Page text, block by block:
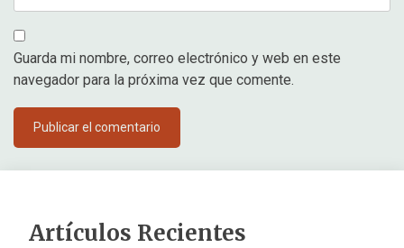
Guarda mi nombre, correo electrónico y web en este
navegador para la próxima vez que comente.
Artículos Recientes